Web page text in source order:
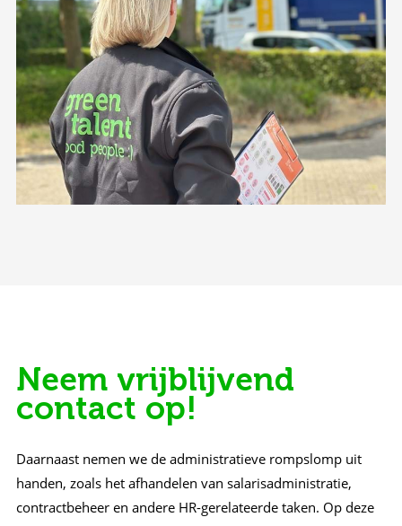
Neem vrijblijvend
contact op!
Daarnaast nemen we de administratieve rompslomp uit
handen, zoals het afhandelen van salarisadministratie,
contractbeheer en andere HR-gerelateerde taken. Op deze